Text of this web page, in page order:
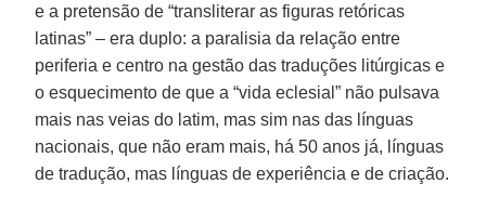
e a pretensão de “transliterar as figuras retóricas
latinas” – era duplo: a paralisia da relação entre
periferia e centro na gestão das traduções litúrgicas e
o esquecimento de que a “vida eclesial” não pulsava
mais nas veias do latim, mas sim nas das línguas
nacionais, que não eram mais, há 50 anos já, línguas
de tradução, mas línguas de experiência e de criação.